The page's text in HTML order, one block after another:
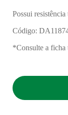
Possui
Código:
*Consulte a ficha